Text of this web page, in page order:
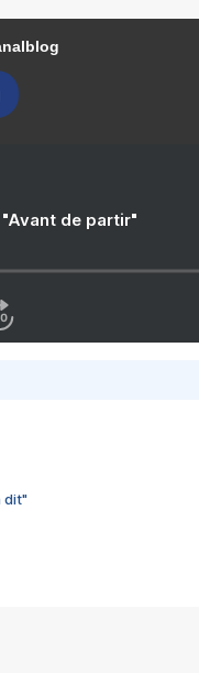
de partir"
dit"